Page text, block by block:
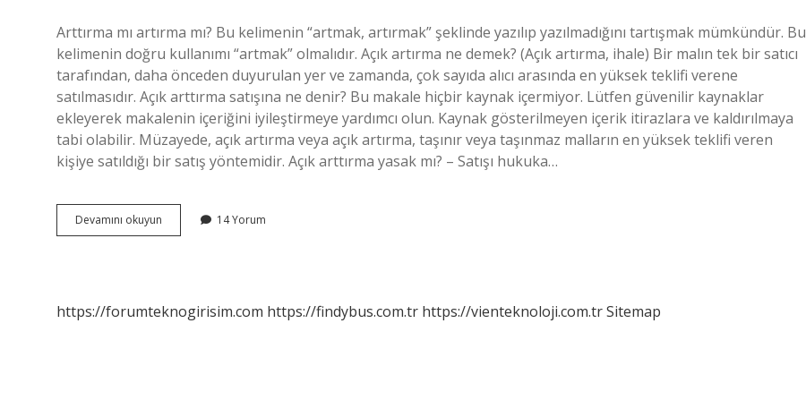
Arttırma mı artırma mı? Bu kelimenin “artmak, artırmak” şeklinde yazılıp yazılmadığını tartışmak mümkündür. Bu
kelimenin doğru kullanımı “artmak” olmalıdır. Açık artırma ne demek? (Açık artırma, ihale) Bir malın tek bir satıcı
tarafından, daha önceden duyurulan yer ve zamanda, çok sayıda alıcı arasında en yüksek teklifi verene
satılmasıdır. Açık arttırma satışına ne denir? Bu makale hiçbir kaynak içermiyor. Lütfen güvenilir kaynaklar
ekleyerek makalenin içeriğini iyileştirmeye yardımcı olun. Kaynak gösterilmeyen içerik itirazlara ve kaldırılmaya
tabi olabilir. Müzayede, açık artırma veya açık artırma, taşınır veya taşınmaz malların en yüksek teklifi veren
kişiye satıldığı bir satış yöntemidir. Açık arttırma yasak mı? – Satışı hukuka…
Devamını okuyun
Artırma
14 Yorum
https://forumteknogirisim.com https://findybus.com.tr https://vienteknoloji.com.trSitemap